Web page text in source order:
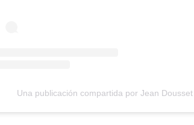
Una publicación compartida por Jean